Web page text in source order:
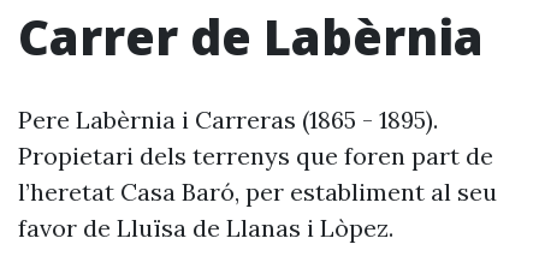
Carrer de Labèrnia
Pere Labèrnia i Carreras (1865 - 1895).
Propietari dels terrenys que foren part de
l’heretat Casa Baró, per establiment al seu
favor de Lluïsa de Llanas i Lòpez.